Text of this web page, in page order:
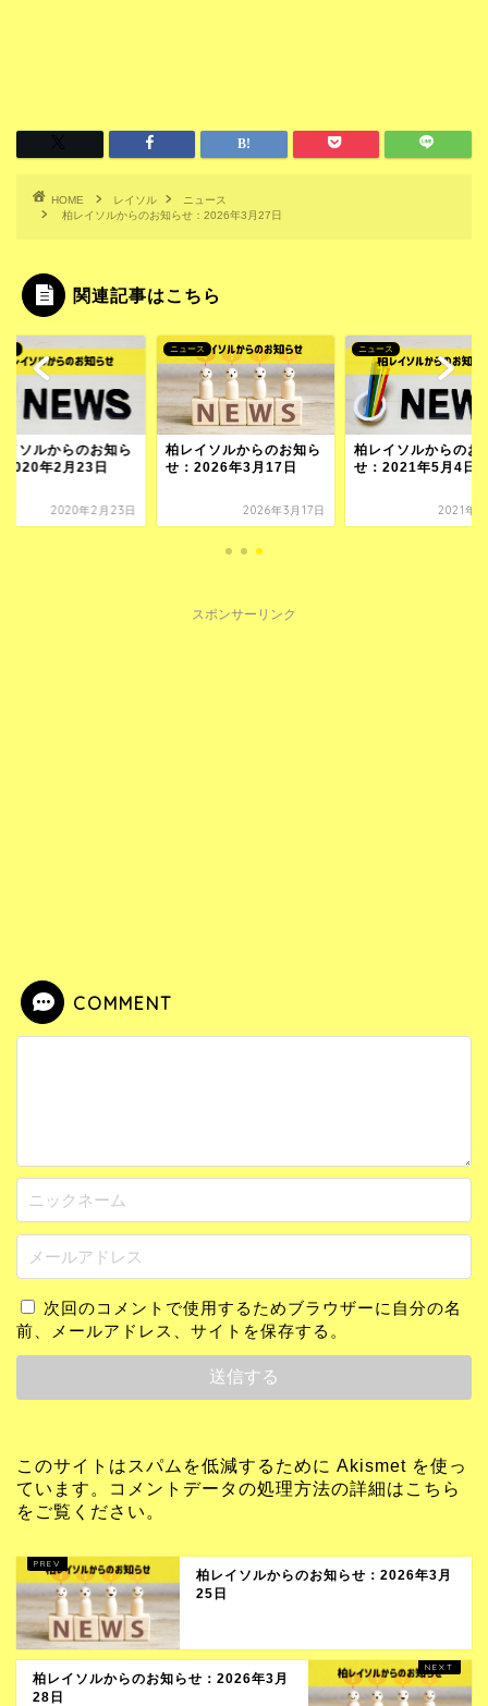
HOME レイソル
ニュース
柏レイソルからのお知らせ：2026年3月27日
関連記事はこちら
イソルからのお知ら
2020年2月23日
2020年2月23日
ニュース
柏レイソルからのお知ら
せ：2026年3月17日
2026年3月17日
ニュース
柏レイソルからのお
せ：2021年5月4日
2021年5
スポンサーリンク
COMMENT
次回のコメントで使用するためブラウザーに自分の名
前、メールアドレス、サイトを保存する。
このサイトはスパムを低減するために Akismet を使っ
ています。
コメントデータの処理方法の詳細はこちら
をご覧ください 。
柏レイソルからのお知らせ：2026年3月
25日
柏レイソルからのお知らせ：2026年3月
28日